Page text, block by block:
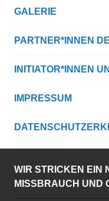
GALERIE
PARTNER*INNEN
INITIATOR*INNEN
IMPRESSUM
WIR STRICKEN EIN
MISSBRAUCH UND